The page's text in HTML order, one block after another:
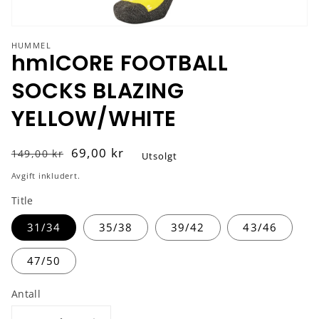
HUMMEL
hmlCORE FOOTBALL
SOCKS BLAZING
YELLOW/WHITE
Vanlig
pris
149,00 kr
Salgspris 69,00 kr Utsolgt
Avgift inkludert.
Title
31/34 35/38 39/42 43/46
47/50
Antall